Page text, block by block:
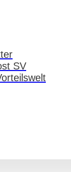
SV